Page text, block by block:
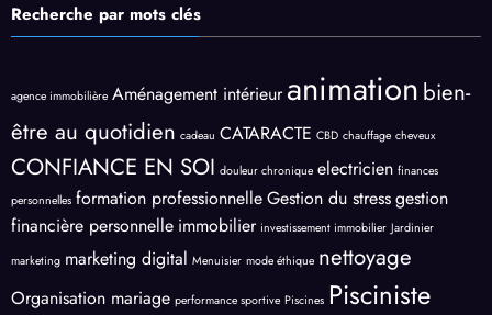
Recherche par mots clés
agence immobilière Aménagement intérieur animation bien-
être au quotidien cadeau CATARACTE CBD chauffage cheveux
CONFIANCE EN SOI douleur chronique electricien finances
personnelles formation professionnelleGestion du stressgestion
financière personnelle immobilier investissement immobilier Jardinier
marketing marketing digital Menuisier mode éthique nettoyage
Organisation mariage performance sportive Piscines Pisciniste